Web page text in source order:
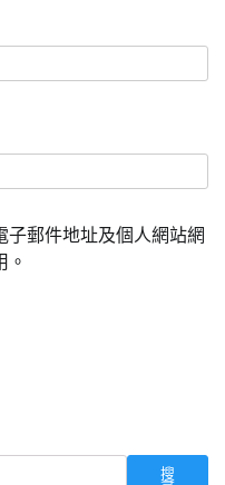
子郵件地址及個人網站網
。
搜